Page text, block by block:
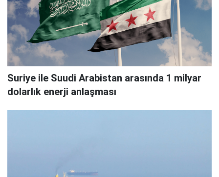
Suriye ile Suudi Arabistan arasında 1 milyar
dolarlık enerji anlaşması